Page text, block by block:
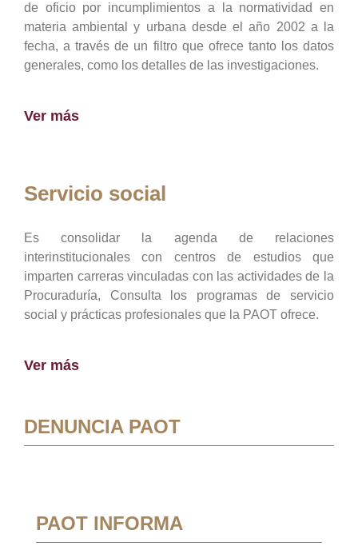
de oficio por incumplimientos a la normatividad en
materia ambiental y urbana desde el año 2002 a la
fecha, a través de un filtro que ofrece tanto los datos
generales, como los detalles de las investigaciones.
Ver más
Servicio social
Es consolidar la agenda de relaciones
interinstitucionales con centros de estudios que
imparten carreras vinculadas con las actividades de la
Procuraduría, Consulta los programas de servicio
social y prácticas profesionales que la PAOT ofrece.
Ver más
DENUNCIA PAOT
PAOT INFORMA